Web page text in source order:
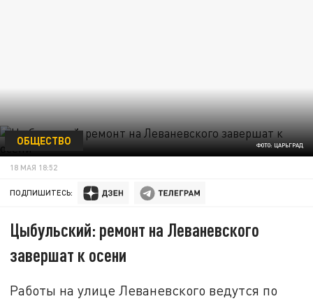
ФОТО: ЦАРЬГРАД
ОБЩЕСТВО
18 МАЯ 18:52
ПОДПИШИТЕСЬ:
Цыбульский: ремонт на Леваневского
завершат к осени
Работы на улице Леваневского ведутся по